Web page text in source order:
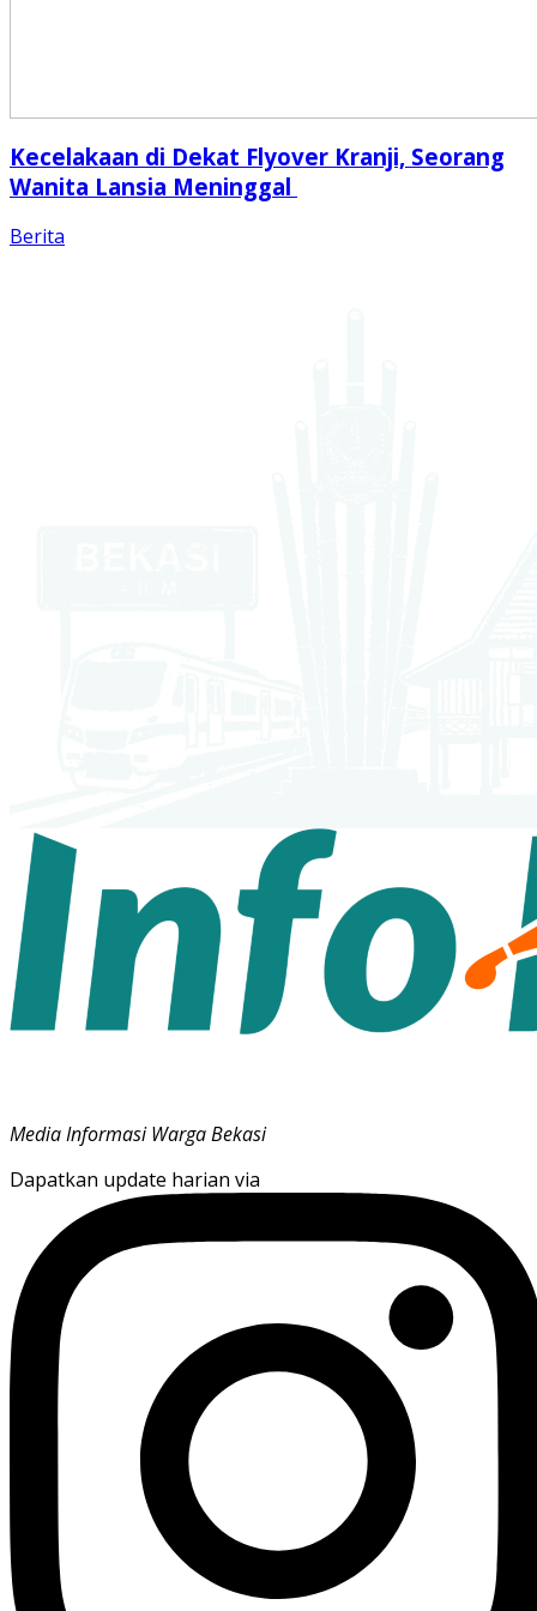
Kecelakaan di Dekat Flyover Kranji, Seorang
Wanita Lansia Meninggal
Berita
Media Informasi Warga Bekasi
Dapatkan update harian via